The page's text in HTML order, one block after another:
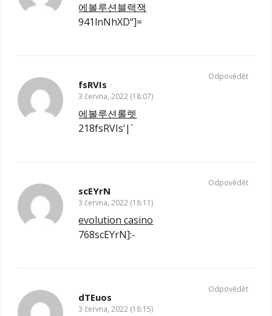
에볼루션블랙잭
941lnNhXD“]=
fsRVIs
3 června, 2022 (18:07)
에볼루션롤렛
218fsRVIs’|`
Odpovědět
scEYrN
3 června, 2022 (18:11)
evolution casino
768scEYrN]:-
Odpovědět
dTEuos
3 června, 2022 (18:15)
Odpovědět